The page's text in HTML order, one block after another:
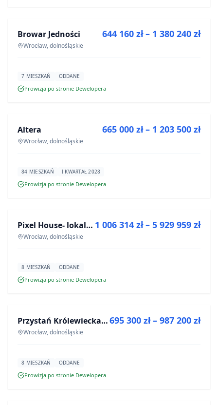
INWESTYCJA
Browar Jedności
Wrocław, dolnośląskie
644 160 zł – 1 380 240 zł
7 MIESZKAŃ ODDANE
Prowizja po stronie Dewelopera
INWESTYCJA
Altera
Wrocław, dolnośląskie
665 000 zł – 1 203 500 zł
84 MIESZKAŃ I KWARTAŁ 2028
Prowizja po stronie Dewelopera
INWESTYCJA Pixel House- lokale użytkowe
Wrocław, dolnośląskie
1 006 314 zł – 5 929 959 zł
8 MIESZKAŃ ODDANE
Prowizja po stronie Dewelopera
INWESTYCJA Przystań Królewiecka III
Wrocław, dolnośląskie
695 300 zł – 987 200 zł
8 MIESZKAŃ ODDANE
Prowizja po stronie Dewelopera